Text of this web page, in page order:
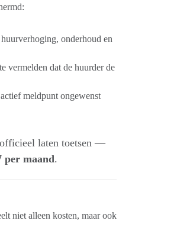
onderhoud en
vermelden dat de huurder de
meldpunt ongewenst
laten toetsen —
per maand.
niet alleen kosten, maar ook